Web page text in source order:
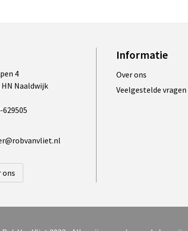
4
HN Naaldwijk
629505
ons
Informatie
Over ons
Veelgestelde vragen